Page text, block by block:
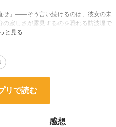
せ」――そう言い続けるのは、彼女の未
寂しさが露見するのを恐れる防波堤で
ないという情と、家に残る最後の温も
た。
む。けれど夜になると、喪失の闇と孤
。
々を回し始め、老人だけが遺影を直視
失い、互いだけを必要とする狭い家の
リで読む
感想